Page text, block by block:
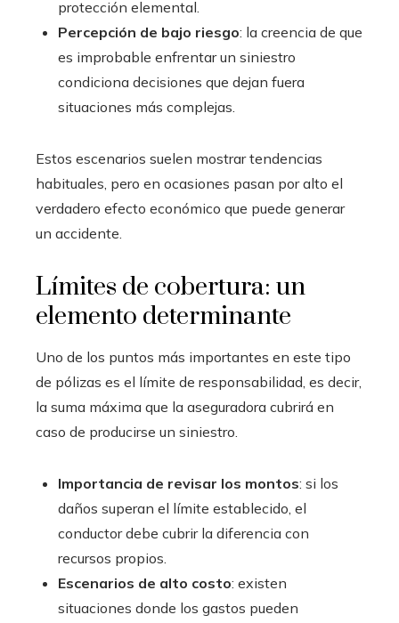
protección elemental.
Percepción de bajo riesgo: la creencia de que
es improbable enfrentar un siniestro
condiciona decisiones que dejan fuera
situaciones más complejas.
Estos escenarios suelen mostrar tendencias
habituales, pero en ocasiones pasan por alto el
verdadero efecto económico que puede generar
un accidente.
Límites de cobertura: un
elemento determinante
Uno de los puntos más importantes en este tipo
de pólizas es el límite de responsabilidad, es decir,
la suma máxima que la aseguradora cubrirá en
caso de producirse un siniestro.
Importancia de revisar los montos: si los
daños superan el límite establecido, el
conductor debe cubrir la diferencia con
recursos propios.
Escenarios de alto costo: existen
situaciones donde los gastos pueden